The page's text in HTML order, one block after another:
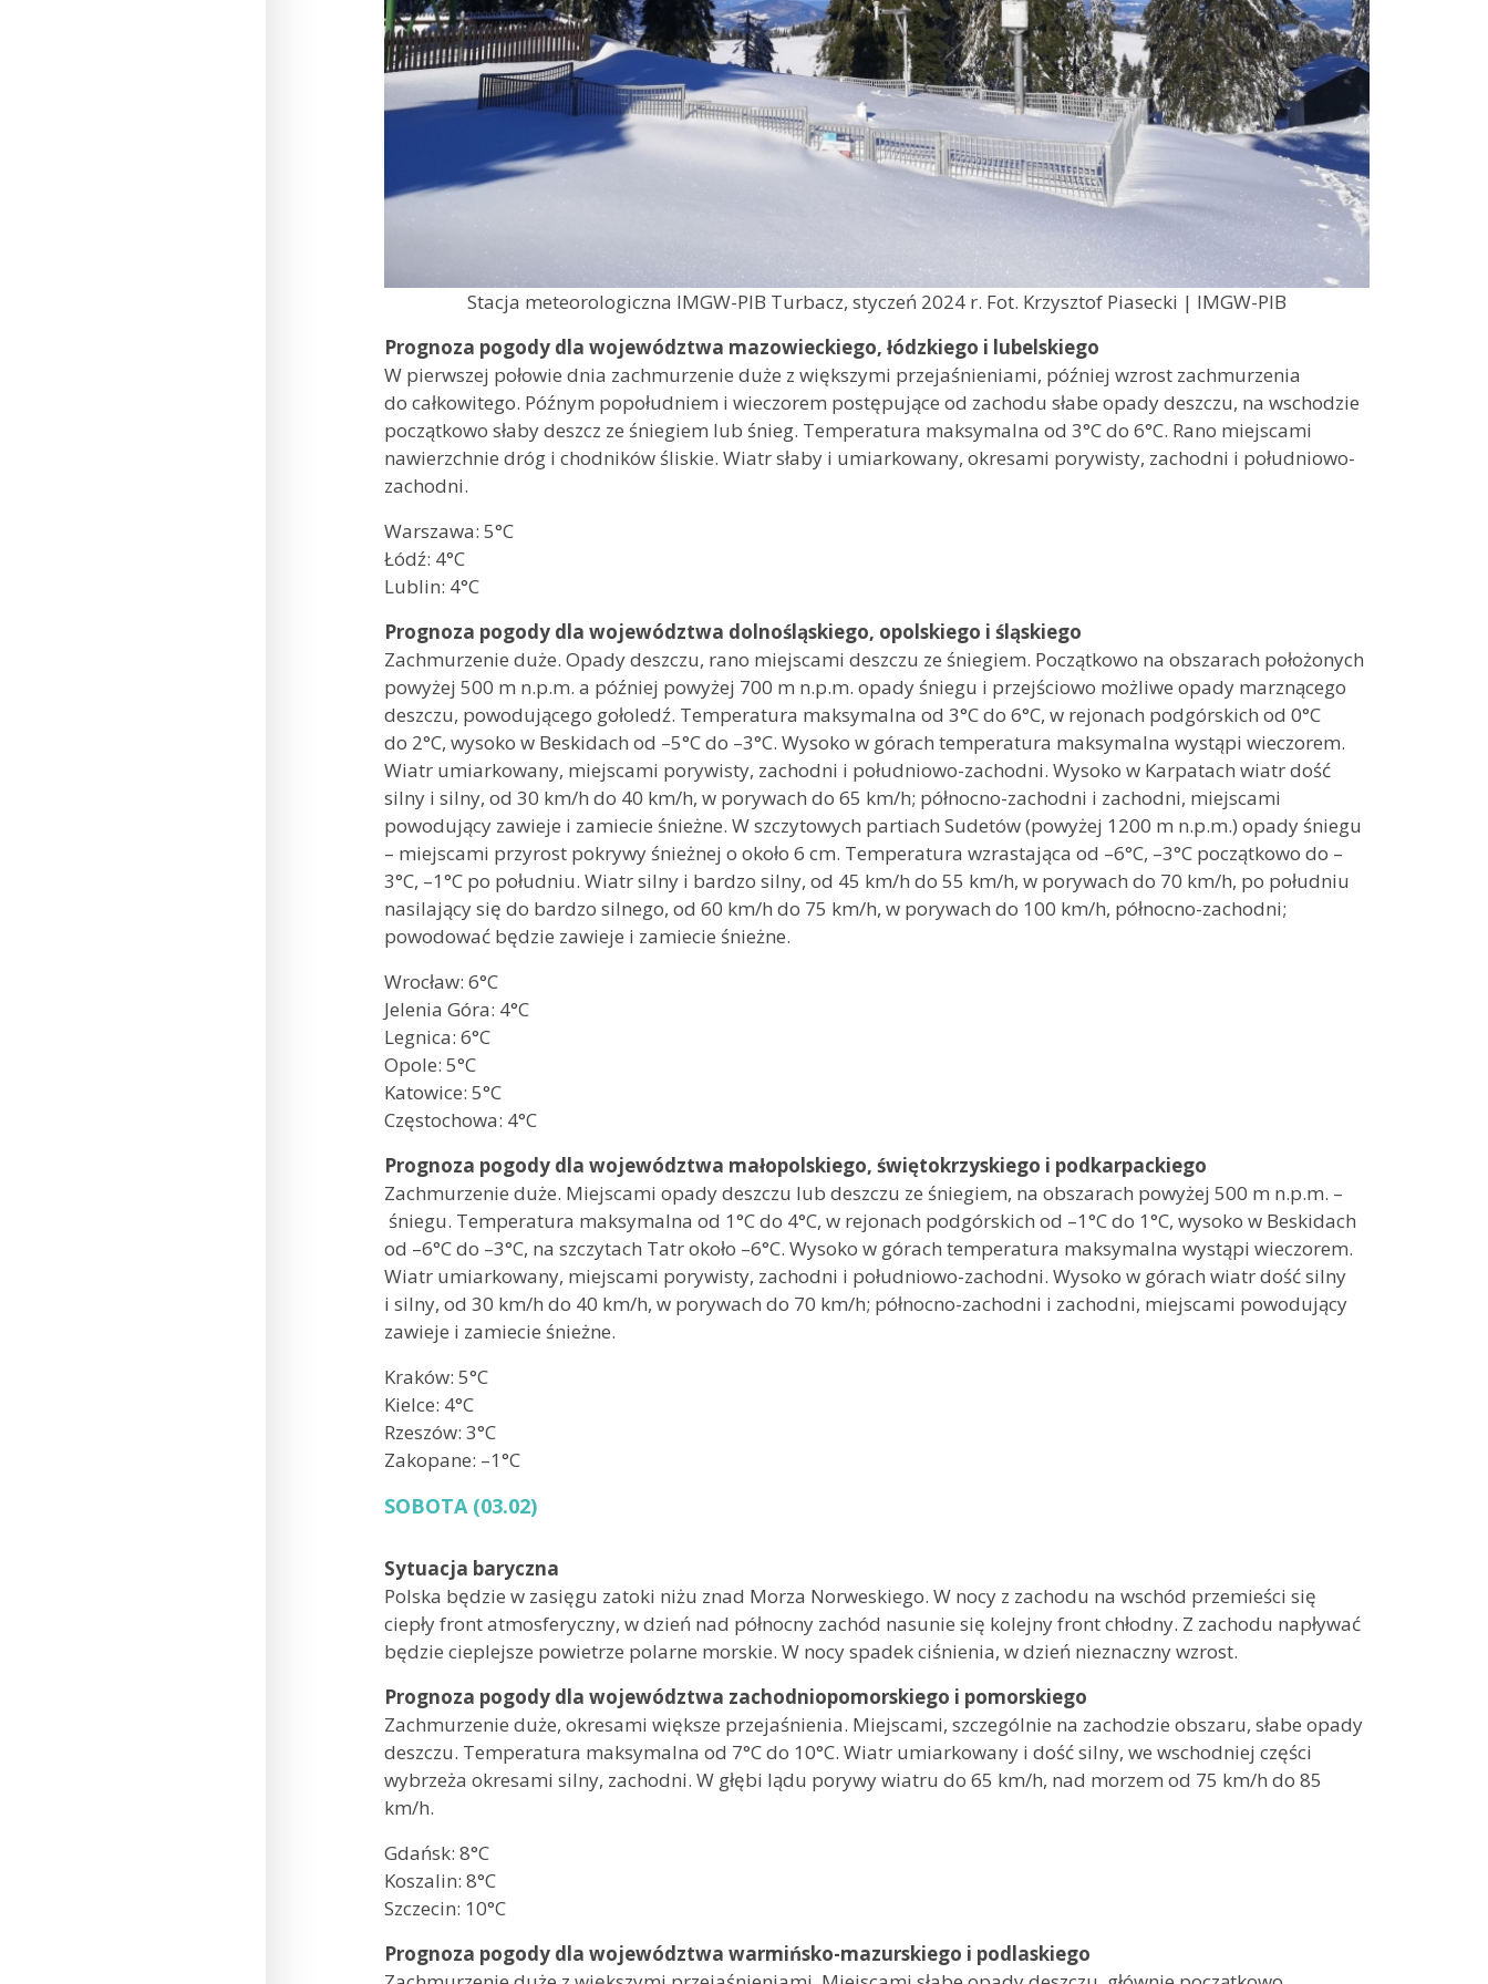
Stacja meteorologiczna IMGW-PIB Turbacz, styczeń 2024 r. Fot. Krzysztof Piasecki | IMGW-PIB
Prognoza pogody dla województwa mazowieckiego, łódzkiego i lubelskiego
W pierwszej połowie dnia zachmurzenie duże z większymi przejaśnieniami, później wzrost zachmurzenia
do całkowitego. Późnym popołudniem i wieczorem postępujące od zachodu słabe opady deszczu, na wschodzie
początkowo słaby deszcz ze śniegiem lub śnieg. Temperatura maksymalna od 3°C do 6°C. Rano miejscami
nawierzchnie dróg i chodników śliskie. Wiatr słaby i umiarkowany, okresami porywisty, zachodni i południowo-
zachodni.
Warszawa: 5°C
Łódź: 4°C
Lublin: 4°C
Prognoza pogody dla województwa dolnośląskiego, opolskiego i śląskiego
Zachmurzenie duże. Opady deszczu, rano miejscami deszczu ze śniegiem. Początkowo na obszarach położonych
powyżej 500 m n.p.m. a później powyżej 700 m n.p.m. opady śniegu i przejściowo możliwe opady marznącego
deszczu, powodującego gołoledź. Temperatura maksymalna od 3°C do 6°C, w rejonach podgórskich od 0°C
do 2°C, wysoko w Beskidach od –5°C do –3°C. Wysoko w górach temperatura maksymalna wystąpi wieczorem.
Wiatr umiarkowany, miejscami porywisty, zachodni i południowo-zachodni. Wysoko w Karpatach wiatr dość
silny i silny, od 30 km/h do 40 km/h, w porywach do 65 km/h; północno-zachodni i zachodni, miejscami
powodujący zawieje i zamiecie śnieżne. W szczytowych partiach Sudetów (powyżej 1200 m n.p.m.) opady śniegu
– miejscami przyrost pokrywy śnieżnej o około 6 cm. Temperatura wzrastająca od –6°C, –3°C początkowo do –
3°C, –1°C po południu. Wiatr silny i bardzo silny, od 45 km/h do 55 km/h, w porywach do 70 km/h, po południu
nasilający się do bardzo silnego, od 60 km/h do 75 km/h, w porywach do 100 km/h, północno-zachodni;
powodować będzie zawieje i zamiecie śnieżne.
Wrocław: 6°C
Jelenia Góra: 4°C
Legnica: 6°C
Opole: 5°C
Katowice: 5°C
Częstochowa: 4°C
Prognoza pogody dla województwa małopolskiego, świętokrzyskiego i podkarpackiego
Zachmurzenie duże. Miejscami opady deszczu lub deszczu ze śniegiem, na obszarach powyżej 500 m n.p.m. –
śniegu. Temperatura maksymalna od 1°C do 4°C, w rejonach podgórskich od –1°C do 1°C, wysoko w Beskidach
od –6°C do –3°C, na szczytach Tatr około –6°C. Wysoko w górach temperatura maksymalna wystąpi wieczorem.
Wiatr umiarkowany, miejscami porywisty, zachodni i południowo-zachodni. Wysoko w górach wiatr dość silny
i silny, od 30 km/h do 40 km/h, w porywach do 70 km/h; północno-zachodni i zachodni, miejscami powodujący
zawieje i zamiecie śnieżne.
Kraków: 5°C
Kielce: 4°C
Rzeszów: 3°C
Zakopane: –1°C
SOBOTA (03.02)
Sytuacja baryczna
Polska będzie w zasięgu zatoki niżu znad Morza Norweskiego. W nocy z zachodu na wschód przemieści się
ciepły front atmosferyczny, w dzień nad północny zachód nasunie się kolejny front chłodny. Z zachodu napływać
będzie cieplejsze powietrze polarne morskie. W nocy spadek ciśnienia, w dzień nieznaczny wzrost.
Prognoza pogody dla województwa zachodniopomorskiego i pomorskiego
Zachmurzenie duże, okresami większe przejaśnienia. Miejscami, szczególnie na zachodzie obszaru, słabe opady
deszczu. Temperatura maksymalna od 7°C do 10°C. Wiatr umiarkowany i dość silny, we wschodniej części
wybrzeża okresami silny, zachodni. W głębi lądu porywy wiatru do 65 km/h, nad morzem od 75 km/h do 85
km/h.
Gdańsk: 8°C
Koszalin: 8°C
Szczecin: 10°C
Prognoza pogody dla województwa warmińsko-mazurskiego i podlaskiego